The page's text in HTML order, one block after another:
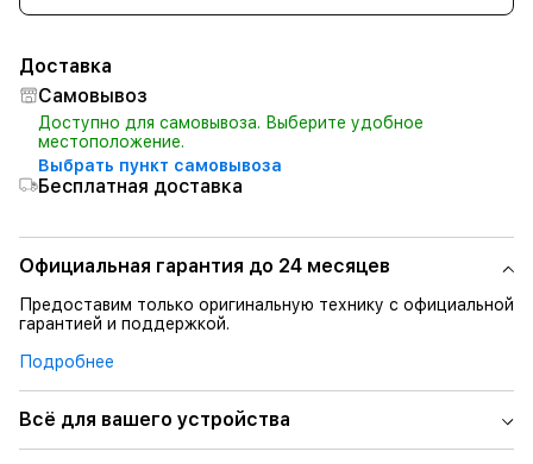
Доставка
Самовывоз
Доступно для самовывоза. Выберите удобное
местоположение.
Выбрать пункт самовывоза
Бесплатная доставка
Официальная гарантия до 24 месяцев
Предоставим только оригинальную технику с официальной
гарантией и поддержкой.
Подробнее
Всё для вашего устройства